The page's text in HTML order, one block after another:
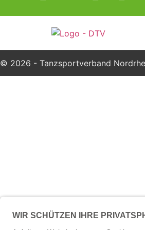
© 2026 - Tanzsportverband